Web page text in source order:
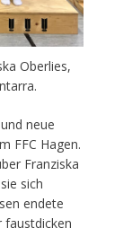
Oberlies,
neue
FFC Hagen.
Franziska
sich
endete
faustdicken